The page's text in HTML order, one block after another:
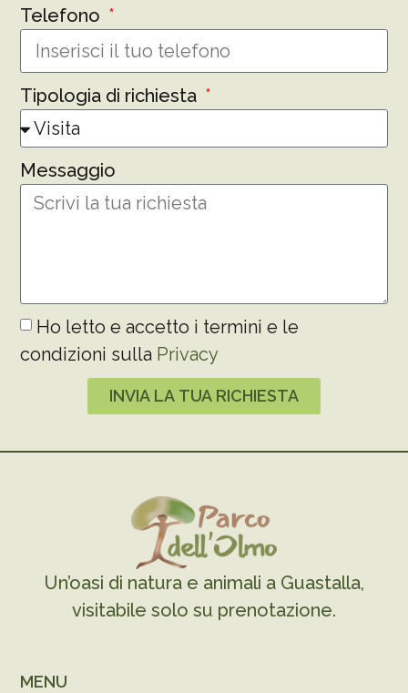
Telefono
Tipologia di richiesta
Messaggio
Ho letto e accetto i termini e le
condizioni sulla Privacy
INVIA LA TUA RICHIESTA
Un’oasi di natura e animali a Guastalla,
visitabile solo su prenotazione.
MENU